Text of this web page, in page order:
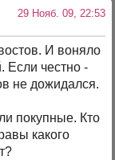
29 Нояб. 09, 22:53
И воняло
Если честно -
не дожидался.
покупные. Кто
какого